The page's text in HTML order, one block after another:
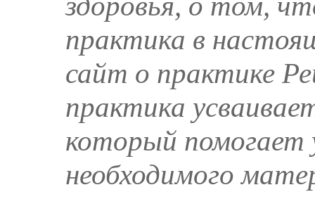
практика в
сайт о практике
практика
который помогает
необходимого